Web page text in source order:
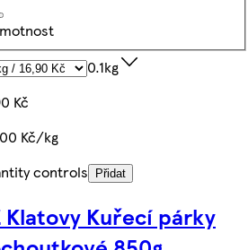
0.1kg
Kč
Kč/kg
controls
Přidat
Klatovy Kuřecí párky